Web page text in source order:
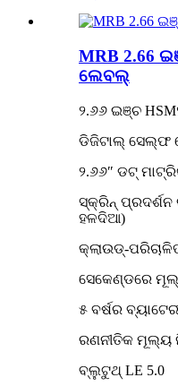
MRB 2.66
ଲେବଲ୍
୨.୬୬ ଇଞ୍ଚ
ଡିଜିଟାଲ୍
୨.୬୬″ ଡଟ୍
ସ୍କ୍ରିନ୍ ପ୍ରଦର୍ଶନ
ହଳଦିଆ)
କ୍ଲାଉଡ୍-
ସେକେଣ୍ଡରେ
୫ ବର୍ଷର
ରଣନୀତିକ ମୂଲ୍ୟ
ବ୍ଲୁଟୁଥ୍ LE 5.0